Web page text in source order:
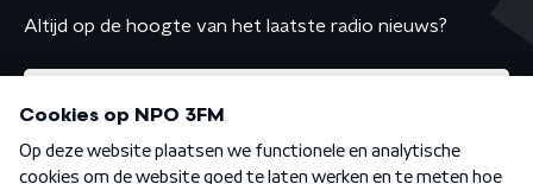
Altijd op de hoogte van het laatste radio nieuws?